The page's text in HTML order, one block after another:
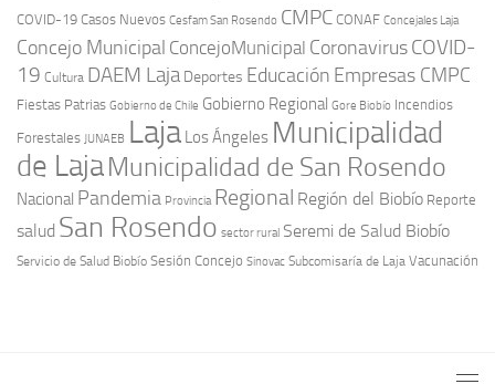
COVID-19 Casos Nuevos Cesfam San Rosendo CMPC CONAF Concejales Laja
Concejo Municipal ConcejoMunicipal CoronavirusCOVID-
19 Cultura DAEM Laja Deportes Educación Empresas CMPC
Fiestas Patrias Gobierno de Chile Gobierno Regional Gore Biobío Incendios
Forestales JUNAEB Laja Los Ángeles Municipalidad
de LajaMunicipalidad de San Rosendo
Nacional Pandemia Provincia Regional Región del Biobío Reporte
salud San Rosendo sector rural Seremi de Salud Biobío
Servicio de Salud Biobío Sesión Concejo Sinovac Subcomisaría de Laja Vacunación